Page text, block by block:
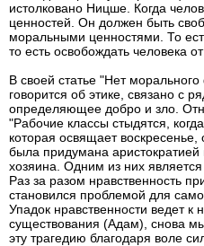
истолковано Ницше. Когда
ценностей. Он должен быть
моральными ценностями. То
то есть освобождать человека
В своей статье "Нет
говорится об этике, связано с
определяющее добро и зло.
"Рабочие классы стыдятся,
которая освящает
была придумана аристократией
хозяина. Одним из них является
Раз за разом нравственность
становился проблемой для
Упадок нравственности ведет
существования (Адам), снова
эту трагедию благодаря воле